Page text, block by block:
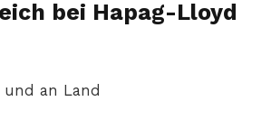
bei Hapag-Lloyd
und an Land